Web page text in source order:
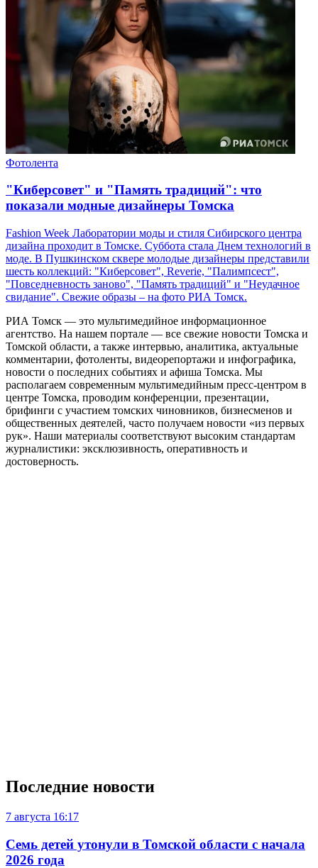
Фотолента
"Киберсовет" и "Память традиций": что
показали модные дизайнеры Томска
Fashion Week Лаборатории моды и стиля Сибирского центра
дизайна проходит в Томске. Суббота стала Днем технологий в
моде. В Пушкинском сквере молодые дизайнеры представили
шесть коллекций: "Киберсовет", Reverie, "Палимпсест",
"Повседневность заново", "Память традиций" и "Неудачное
свидание". Свежие образы – на фото РИА Томск.
РИА Томск — это мультимедийное информационное
агентство. На нашем портале — все свежие новости Томска и
Томской области, а также интервью, аналитика, актуальные
комментарии, фотоленты, видеорепортажи и инфографика,
новости о последних событиях и афиша Томска. Мы
располагаем современным мультимедийным пресс-центром в
центре Томска, проводим конференции, презентации,
брифинги с участием томских чиновников, бизнесменов и
общественных деятелей, часто получаем новости «из первых
рук». Наши материалы соответствуют высоким стандартам
журналистики: эксклюзивность, оперативность и
достоверность.
Последние новости
7 августа 16:17
Семь детей утонули в Томской области с начала
2026 года